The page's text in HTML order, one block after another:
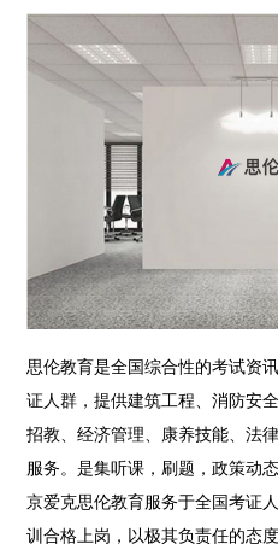
思伦教育是全国综合性的考试资
证人群，提供建筑工程、消防安
招教、经济管理、康养技能、法
服务。是集听课，刷题，政策动
京爱克思伦教育服务于全国考证
训合格上岗，以极其负责任的态